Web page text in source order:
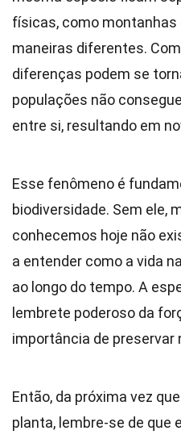
físicas, como montanhas
maneiras diferentes.
diferenças podem se
populações não
entre si, resultando em
Esse fenômeno é
biodiversidade. Sem ele,
conhecemos hoje não
a entender como a vida
ao longo do tempo. A
lembrete poderoso da
importância de
Então, da próxima vez
planta, lembre-se de que